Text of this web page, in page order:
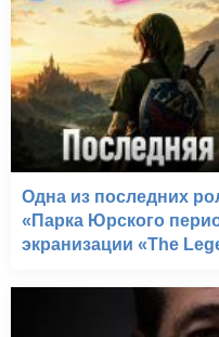
Поля
Одна из последних
«Парка Юрского
экранизации «The